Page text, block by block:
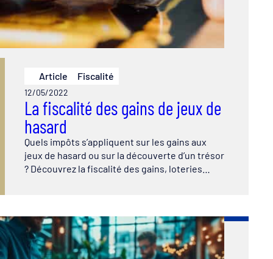
Article Fiscalité
12/05/2022
La fiscalité des gains de jeux de
hasard
Quels impôts s’appliquent sur les gains aux
jeux de hasard ou sur la découverte d’un trésor
? Découvrez la fiscalité des gains, loteries…